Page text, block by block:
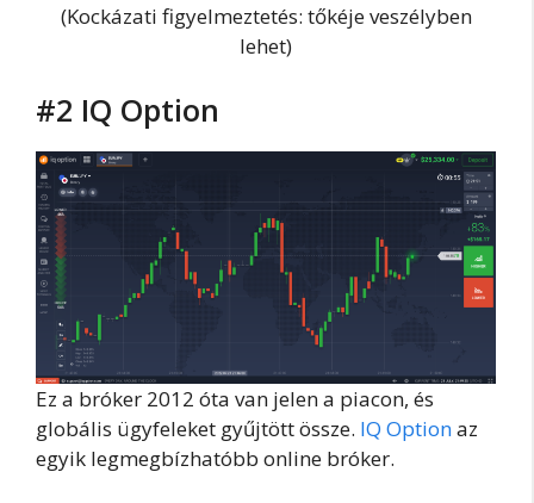
(Kockázati figyelmeztetés: tőkéje veszélyben
lehet)
#2 IQ Option
Ez a bróker 2012 óta van jelen a piacon, és
globális ügyfeleket gyűjtött össze. IQ Optionaz
egyik legmegbízhatóbb online bróker.